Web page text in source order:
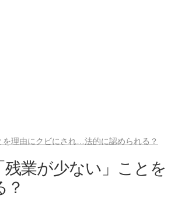
理由にクビにされ…法的に認められる？
業が少ない」ことを
？